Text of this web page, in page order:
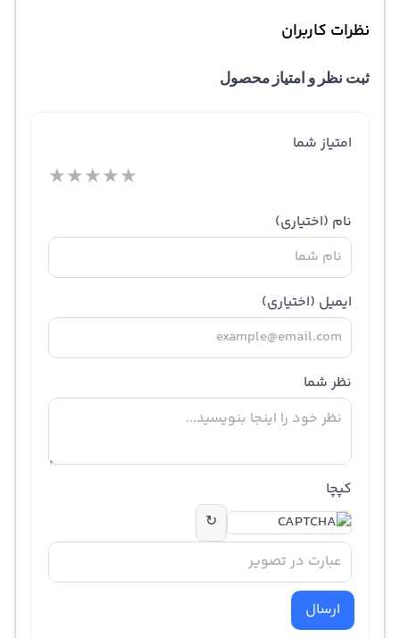
نظرات کاربران
ثبت نظر و امتیاز محصول
امتیاز شما
★★★★★
نام (اختیاری)
ایمیل (اختیاری)
نظر شما
کپچا
↻
ارسال